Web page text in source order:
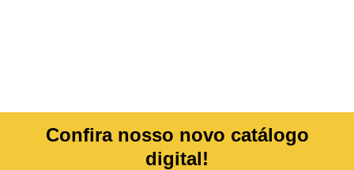
Confira nosso novo catálogo
digital!